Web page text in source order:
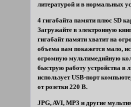
литературой и в нормальных
4 гигабайта памяти плюс SD
Загружайте в электронную
гигабайт памяти хватит на
объема вам покажется мало,
огромную мультимедийную
быструю работу устройства в
использует USB-порт
от розетки 220 В.
JPG, AVI, MP3 и другие